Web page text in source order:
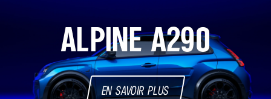
Alpine A290
En savoir plus